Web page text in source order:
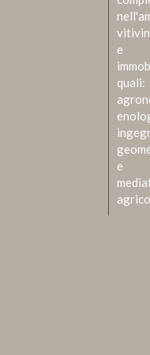
e
quali:
e